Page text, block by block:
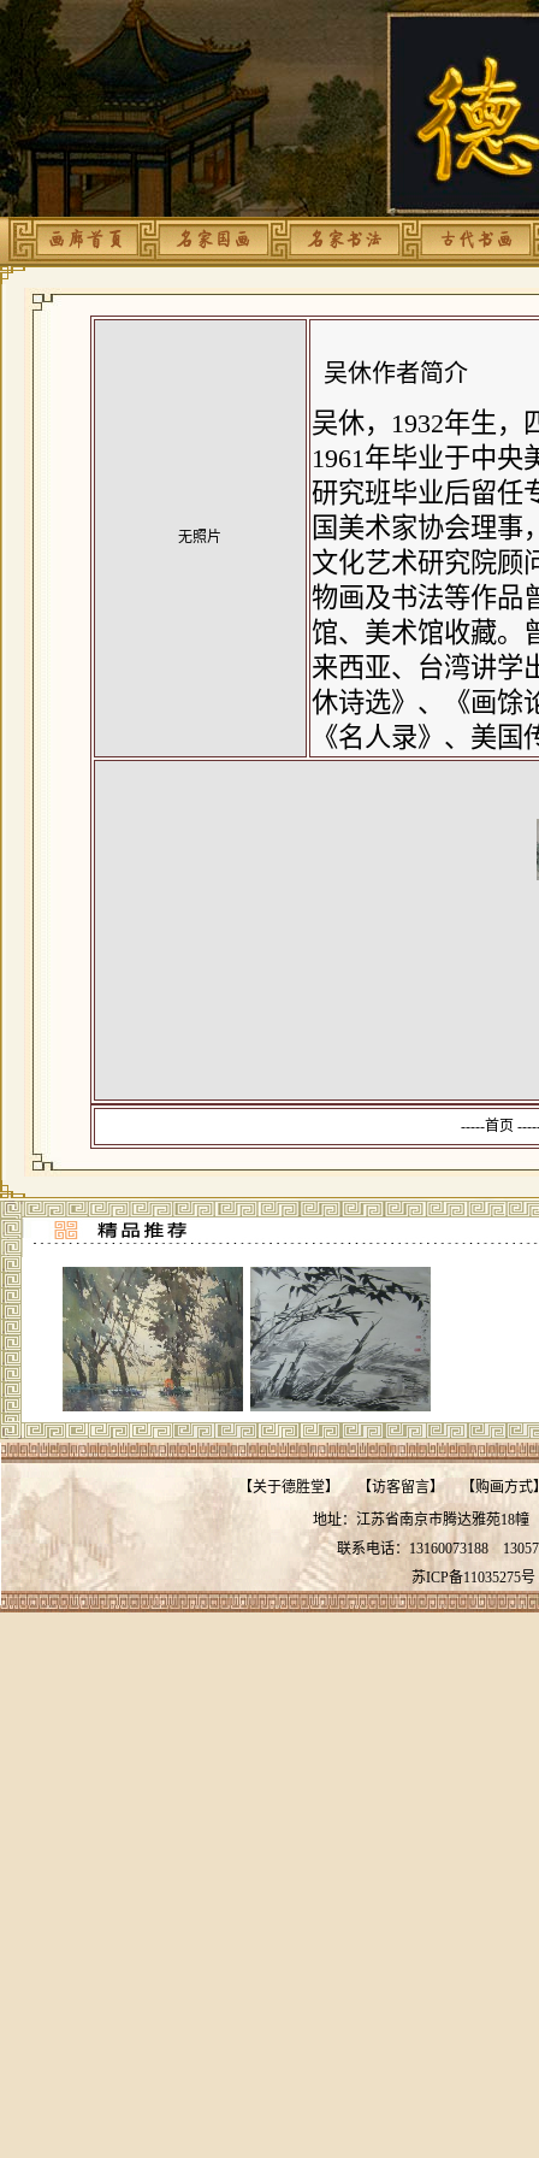
无照片
吴休作者简介
吴休，1932年生，
1961年毕业于中央
研究班毕业后留任
国美术家协会理事
文化艺术研究院顾
物画及书法等作品
馆、美术馆收藏。
来西亚、台湾讲学
休诗选》、《画馀
《名人录》、美
-----首页
【关于德胜堂】 【访客留言】 【购画方式
地址：江苏省南京市腾达雅苑
联系电话：13160073188
苏ICP备11035275号